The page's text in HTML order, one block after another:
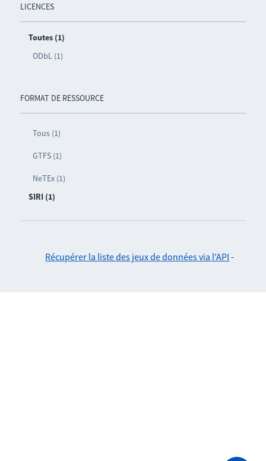
LICENCES
Toutes (1)
ODbL (1)
FORMAT DE RESSOURCE
Tous (1)
GTFS (1)
NeTEx (1)
SIRI (1)
Récupérer la liste des jeux de données via l'API -